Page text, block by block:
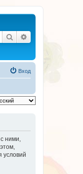
Поиск
Вход
ними,
условий